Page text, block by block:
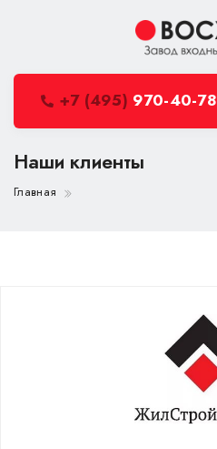
+7 (495) 970-40-78
Наши клиенты
Главная